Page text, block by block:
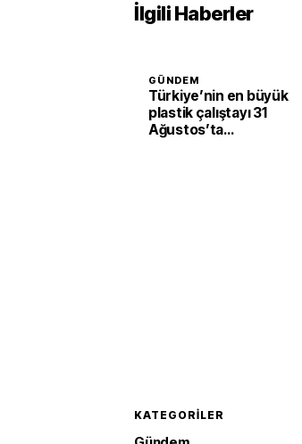
İlgili Haberler
GÜNDEM
Türkiye’nin en büyük
plastik çalıştayı 31
Ağustos’ta
KATEGORILER